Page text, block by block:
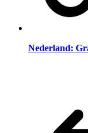
Nederland: